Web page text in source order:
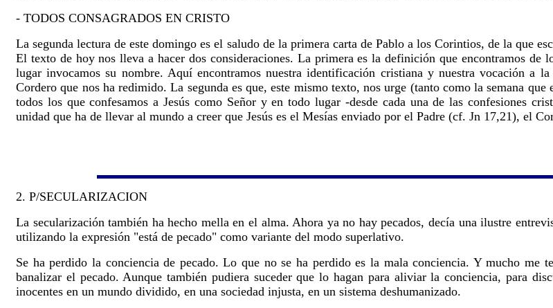
- TODOS CONSAGRADOS EN CRISTO
La segunda lectura de este domingo es el saludo de la primera carta de Pablo a los Corintios, de la que
El texto de hoy nos lleva a hacer dos consideraciones. La primera es la definición que encontramos
lugar invocamos su nombre. Aquí encontramos nuestra identificación cristiana y nuestra vocación a
Cordero que nos ha redimido. La segunda es que, este mismo texto, nos urge (tanto como la semana
todos los que confesamos a Jesús como Señor y en todo lugar -desde cada una de las confesiones
unidad que ha de llevar al mundo a creer que Jesús es el Mesías enviado por el Padre (cf. Jn 17,21), el
2. P/SECULARIZACION
La secularización también ha hecho mella en el alma. Ahora ya no hay pecados, decía una ilustre
utilizando la expresión "está de pecado" como variante del modo superlativo.
Se ha perdido la conciencia de pecado. Lo que no se ha perdido es la mala conciencia. Y mucho me
banalizar el pecado. Aunque también pudiera suceder que lo hagan para aliviar la conciencia, para
inocentes en un mundo dividido, en una sociedad injusta, en un sistema deshumanizado.